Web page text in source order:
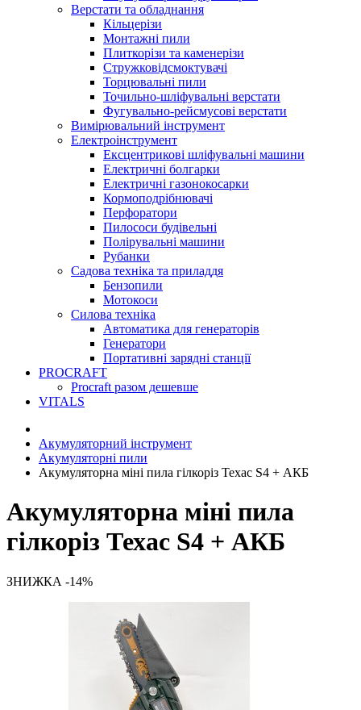
Верстати та обладнання
Кільцерізи
Монтажні пили
Плиткорізи та каменерізи
Стружковідсмоктувачі
Торцювальні пили
Точильно-шліфувальні верстати
Фугувально-рейсмусові верстати
Вимірювальний інструмент
Електроінструмент
Ексцентрикові шліфувальні машини
Електричні болгарки
Електричні газонокосарки
Кормоподрібнювачі
Перфоратори
Пилососи будівельні
Полірувальні машини
Рубанки
Садова техніка та приладдя
Бензопили
Мотокоси
Силова техніка
Автоматика для генераторів
Генератори
Портативні зарядні станції
PROCRAFT
Procraft разом дешевше
VITALS
Акумуляторний інструмент
Акумуляторні пили
Акумуляторна міні пила гілкоріз Техас S4 + АКБ
Акумуляторна міні пила
гілкоріз Техас S4 + АКБ
ЗНИЖКА -14%